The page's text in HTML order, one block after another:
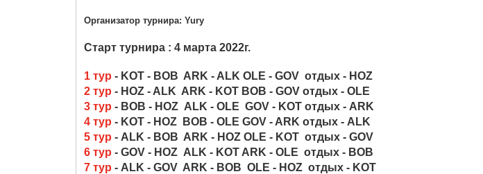
Организатор турнира: Yury
Старт турнира : 4 марта 2022г.
1 тур - KOT - BOB ARK - ALK OLE - GOV отдых - HOZ
2 тур - HOZ - ALK ARK - KOT BOB - GOVотдых - OLE
3 тур - BOB - HOZ ALK - OLE GOV - KOTотдых - ARK
4 тур - KOT - HOZ BOB - OLE GOV - ARKотдых - ALK
5 тур - ALK - BOB ARK - HOZ OLE - KOTотдых - GOV
6 тур - GOV - HOZ ALK - KOT ARK - OLEотдых - BOB
7 тур - ALK - GOV ARK - BOB OLE - HOZотдых - KOT